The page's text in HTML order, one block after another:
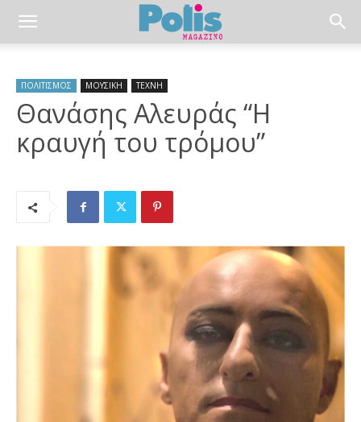
ΠΟΛΙΤΙΣΜΟΣ ΜΟΥΣΙΚΗ ΤΕΧΝΗ
Θανάσης Αλευράς “Η
κραυγή του τρόμου”